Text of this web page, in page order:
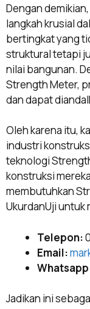
Dengan
langkah krusial
bertingkat yang
struktural tetapi
nilai bangunan.
Strength Meter,
dan dapat
Oleh karena itu,
industri
teknologi
konstruksi
membutuhkan
UkurdanUji untuk
Telepon:
Email:
Jadikan ini